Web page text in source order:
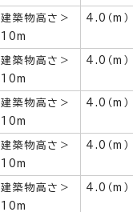
建築物高さ＞
10m
4.0（m）
建築物高さ＞
10m
4.0（m）
建築物高さ＞
10m
4.0（m）
建築物高さ＞
10m
4.0（m）
建築物高さ＞
10m
4.0（m）